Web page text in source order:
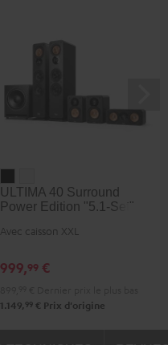
40
Surround
Power
"5.1-
Noir
40
Surround
Power
"5.1-
Blanc
ULTIMA 40 Surround
Power Edition "5.1-Set"
Avec caisson XXL
999,99 €
1.149, 99 € Prix d'origine